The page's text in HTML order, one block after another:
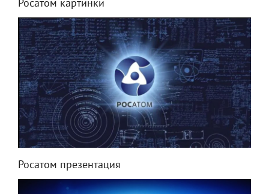
Росатом картинки
Росатом презентация